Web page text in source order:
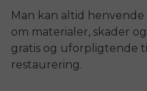
Man kan altid henvende
om materialer, skader
gratis og uforpligtende
restaurering.